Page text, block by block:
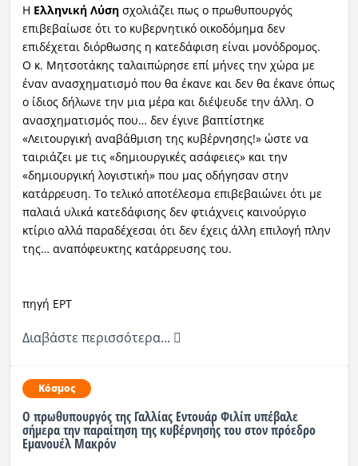
Η Ελληνική Λύσησχολιάζει πως ο πρωθυπουργός
επιβεβαίωσε ότι το κυβερνητικό οικοδόμημα δεν
επιδέχεται διόρθωσης η κατεδάφιση είναι μονόδρομος.
Ο κ. Μητσοτάκης ταλαιπώρησε επί μήνες την χώρα με
έναν ανασχηματισμό που θα έκανε και δεν θα έκανε όπως
ο ίδιος δήλωνε την μια μέρα και διέψευδε την άλλη. Ο
ανασχηματισμός που… δεν έγινε βαπτίστηκε
«Λειτουργική αναβάθμιση της κυβέρνησης!» ώστε να
ταιριάζει με τις «δημιουργικές ασάφειες» και την
«δημιουργική λογιστική» που μας οδήγησαν στην
κατάρρευση. Το τελικό αποτέλεσμα επιβεβαιώνει ότι με
παλαιά υλικά κατεδάφισης δεν φτιάχνεις καινούργιο
κτίριο αλλά παραδέχεσαι ότι δεν έχεις άλλη επιλογή πλην
της… αναπόφευκτης κατάρρευσης του.
πηγή ΕΡΤ
Διαβάστε περισσότερα...
Κόσμος
Ο πρωθυπουργός της Γαλλίας Εντουάρ Φιλίπ υπέβαλε
σήμερα την παραίτηση της κυβέρνησής του στον πρόεδρο
Εμανουέλ Μακρόν